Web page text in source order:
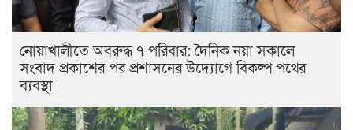
নোয়াখালীতে অবরুদ্ধ ৭ পরিবার: দৈনিক নয়া সকালে
সংবাদ প্রকাশের পর প্রশাসনের উদ্যোগে বিকল্প পথের
ব্যবস্থা